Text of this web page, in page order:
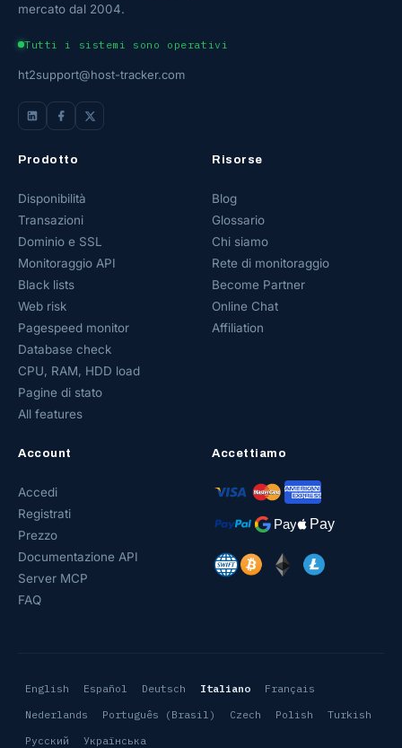
mercato dal 2004.
Tutti i sistemi sono operativi
ht2support@host-tracker.com
Prodotto
Disponibilità
Transazioni
Dominio e SSL
Monitoraggio API
Black lists
Web risk
Pagespeed monitor
Database check
CPU, RAM, HDD load
Pagine di stato
All features
Risorse
Blog
Glossario
Chi siamo
Rete di monitoraggio
Become Partner
Online Chat
Affiliation
Account
Accedi
Registrati
Prezzo
Documentazione API
Server MCP
FAQ
Accettiamo
English Español Deutsch Italiano
Français
Nederlands
Português (Brasil) Czech Polish
Turkish
Русский
Українська